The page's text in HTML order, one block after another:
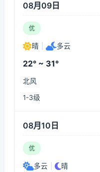
08月09日
优
晴 多云
22° ~ 31°
北风
1-3级
08月10日
优
多云 晴